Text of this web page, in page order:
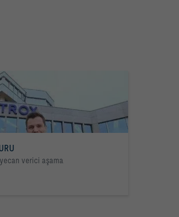
verici aşama